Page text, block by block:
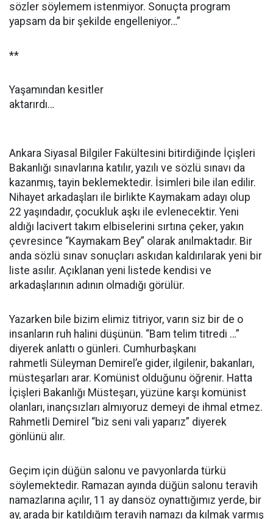
sözler söylemem istenmiyor. Sonuçta program
yapsam da bir şekilde engelleniyor…”
**
Yaşamından kesitler
aktarırdı…
Ankara Siyasal Bilgiler Fakültesini bitirdiğinde İçişleri
Bakanlığı sınavlarına katılır, yazılı ve sözlü sınavı da
kazanmış, tayin beklemektedir. İsimleri bile ilan edilir.
Nihayet arkadaşları ile birlikte Kaymakam adayı olup
22 yaşındadır, çocukluk aşkı ile evlenecektir. Yeni
aldığı lacivert takım elbiselerini sırtına çeker, yakın
çevresince “Kaymakam Bey” olarak anılmaktadır. Bir
anda sözlü sınav sonuçları askıdan kaldırılarak yeni bir
liste asılır. Açıklanan yeni listede kendisi ve
arkadaşlarının adının olmadığı görülür.
Yazarken bile bizim elimiz titriyor, varın siz bir de o
insanların ruh halini düşünün. “Bam telim titredi …”
diyerek anlattı o günleri. Cumhurbaşkanı
rahmetli Süleyman Demirel’e gider, ilgilenir, bakanları,
müsteşarları arar. Komünist olduğunu öğrenir. Hatta
İçişleri Bakanlığı Müsteşarı, yüzüne karşı komünist
olanları, inançsızları almıyoruz demeyi de ihmal etmez.
Rahmetli Demirel “biz seni vali yaparız” diyerek
gönlünü alır.
Geçim için düğün salonu ve pavyonlarda türkü
söylemektedir. Ramazan ayında düğün salonu teravih
namazlarına açılır, 11 ay dansöz oynattığımız yerde, bir
ay, arada bir katıldığım teravih namazı da kılmak varmış